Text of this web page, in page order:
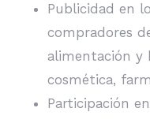
Publicidad en
compradores
alimentación y
cosmética,
Participación